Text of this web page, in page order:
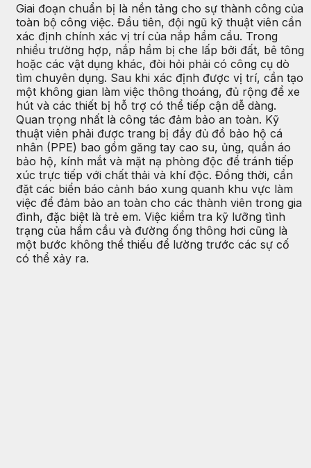
Giai đoạn chuẩn bị là nền tảng cho sự thành công của
toàn bộ công việc. Đầu tiên, đội ngũ kỹ thuật viên cần
xác định chính xác vị trí của nắp hầm cầu. Trong
nhiều trường hợp, nắp hầm bị che lấp bởi đất, bê tông
hoặc các vật dụng khác, đòi hỏi phải có công cụ dò
tìm chuyên dụng. Sau khi xác định được vị trí, cần tạo
một không gian làm việc thông thoáng, đủ rộng để xe
hút và các thiết bị hỗ trợ có thể tiếp cận dễ dàng.
Quan trọng nhất là công tác đảm bảo an toàn. Kỹ
thuật viên phải được trang bị đầy đủ đồ bảo hộ cá
nhân (PPE) bao gồm găng tay cao su, ủng, quần áo
bảo hộ, kính mắt và mặt nạ phòng độc để tránh tiếp
xúc trực tiếp với chất thải và khí độc. Đồng thời, cần
đặt các biển báo cảnh báo xung quanh khu vực làm
việc để đảm bảo an toàn cho các thành viên trong gia
đình, đặc biệt là trẻ em. Việc kiểm tra kỹ lưỡng tình
trạng của hầm cầu và đường ống thông hơi cũng là
một bước không thể thiếu để lường trước các sự cố
có thể xảy ra.